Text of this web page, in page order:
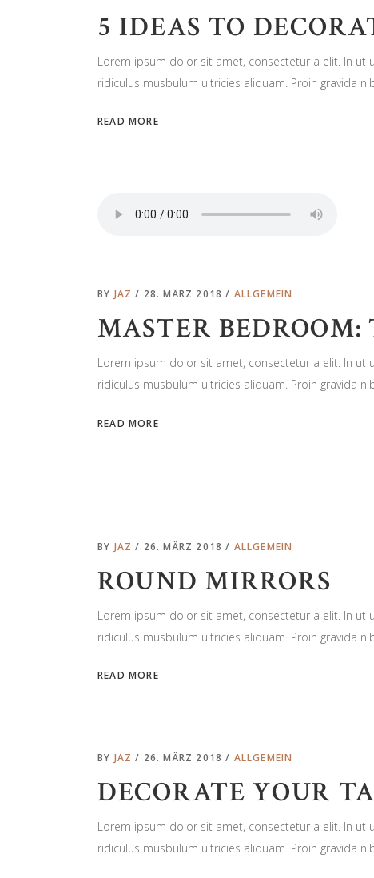
5 IDEAS TO
Lorem ipsum dolor sit amet, consectetur a elit. In
ridiculus musbulum ultricies aliquam. Proin gravida
READ MORE
BY JAZ 28. MÄRZ 2018 ALLGEMEIN
MASTER
Lorem ipsum dolor sit amet, consectetur a elit. In
ridiculus musbulum ultricies aliquam. Proin gravida
READ MORE
BY JAZ 26. MÄRZ 2018 ALLGEMEIN
ROUND MIRRORS
Lorem ipsum dolor sit amet, consectetur a elit. In
ridiculus musbulum ultricies aliquam. Proin gravida
READ MORE
BY JAZ 26. MÄRZ 2018 ALLGEMEIN
DECORATE YOUR
Lorem ipsum dolor sit amet, consectetur a elit. In
ridiculus musbulum ultricies aliquam. Proin gravida